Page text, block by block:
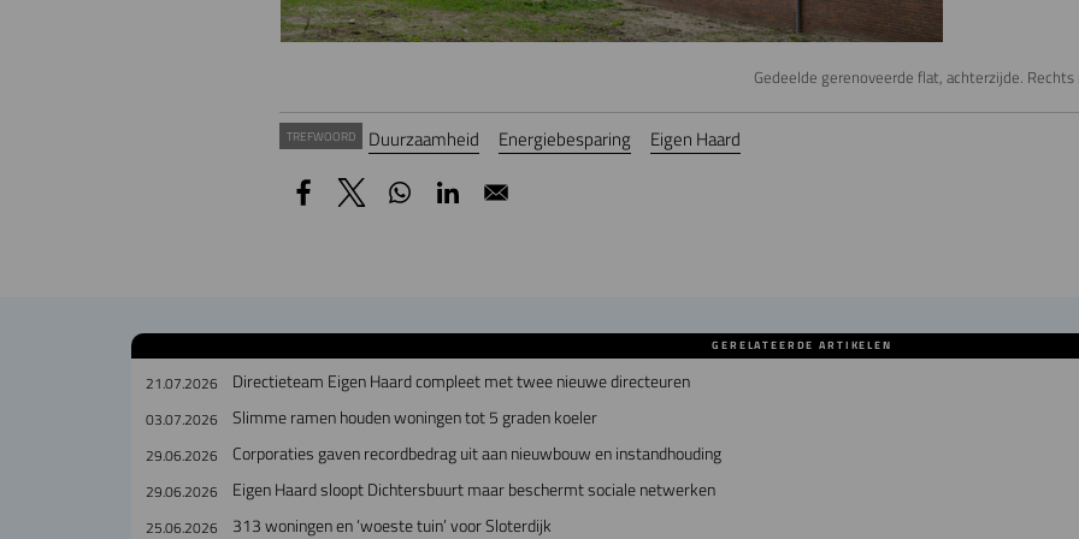
Gedeelde gerenoveerde flat, achterzijde.
TREFWOORD Duurzaamheid Energiebesparing Eigen Haard
GERELATEERDE ARTIKELEN
21.07.2026 Directieteam Eigen Haard compleet met twee nieuwe directeuren
03.07.2026 Slimme ramen houden woningen tot 5 graden koeler
29.06.2026 Corporaties gaven recordbedrag uit aan nieuwbouw en instandhouding
29.06.2026 Eigen Haard sloopt Dichtersbuurt maar beschermt sociale netwerken
25.06.2026 313 woningen en ‘woeste tuin’ voor Sloterdijk